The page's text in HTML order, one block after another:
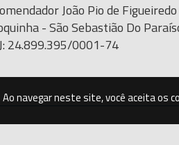
Ao navegar neste site, você aceita os
João Pio de
- São Sebastião Do
24.899.395/0001-74